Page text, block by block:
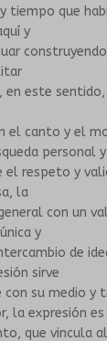
tiempo que
y
en este
el canto y el
personal y
respeto y
la
con un
y
de
sirve
su medio y
la expresión es
que vincula